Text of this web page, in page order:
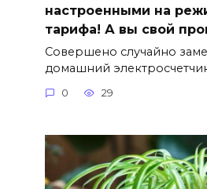
настроенными на
тарифа! А вы свой
Совершено случайно
домашний
0 29